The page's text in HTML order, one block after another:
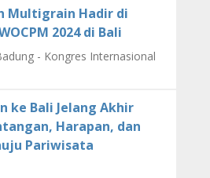
Multigrain Hadir di
2024 di Bali
- Kongres Internasional
ke Bali Jelang Akhir
Harapan, dan
Pariwisata